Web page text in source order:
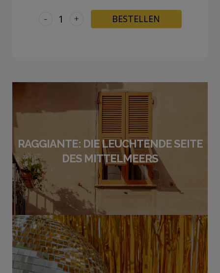
+
- BESTELLEN
RAGGIANTE: DIE LEUCHTENDE SEITE
DES MITTELMEERS